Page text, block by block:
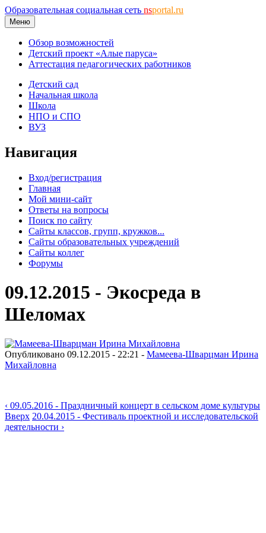
Образовательная социальная сеть nsportal.ru
Меню
Обзор возможностей
Детский проект «Алые паруса»
Аттестация педагогических работников
Детский сад
Начальная школа
Школа
НПО и СПО
ВУЗ
Навигация
Вход/регистрация
Главная
Мой мини-сайт
Ответы на вопросы
Поиск по сайту
Сайты классов, групп, кружков...
Сайты образовательных учреждений
Сайты коллег
Форумы
09.12.2015 - Экосреда в
Шеломах
Опубликовано 09.12.2015 - 22:21 - Мамеева-Шварцман Ирина
Михайловна
‹ 09.05.2016 - Праздничный концерт в сельском доме культуры
Вверх 20.04.2015 - Фестиваль проектной и исследовательской
деятельности ›